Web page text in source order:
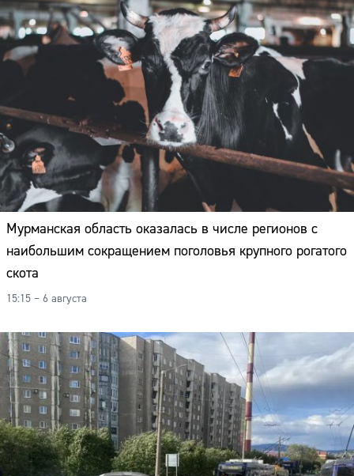
Мурманская область оказалась в числе регионов с
наибольшим сокращением поголовья крупного рогатого
скота
15:15 – 6 августа